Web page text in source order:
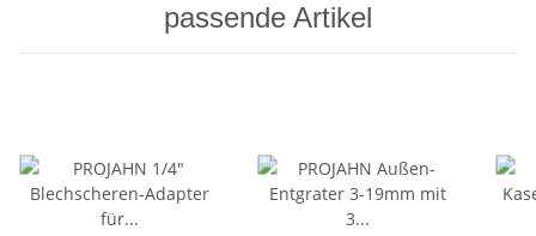
passende Artikel